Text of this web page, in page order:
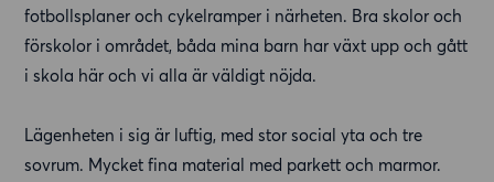
fotbollsplaner och cykelramper i närheten. Bra skolor och
förskolor i området, båda mina barn har växt upp och gått
i skola här och vi alla är väldigt nöjda.
Lägenheten i sig är luftig, med stor social yta och tre
sovrum. Mycket fina material med parkett och marmor.